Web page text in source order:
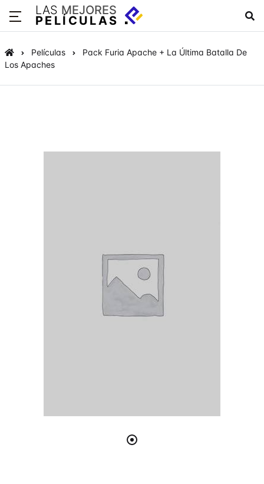
LAS MEJORES
PELÍCULAS
Películas
Pack Furia Apache + La Última Batalla De
Los Apaches